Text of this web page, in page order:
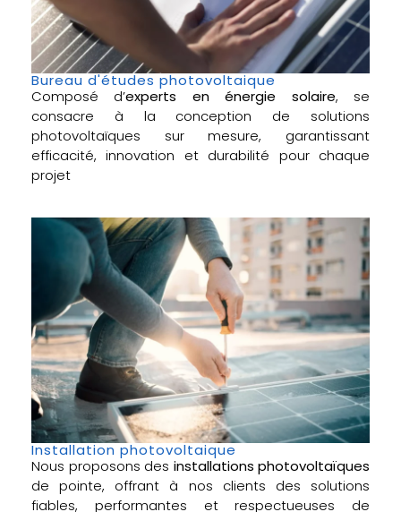
Bureau d'études photovoltaique
Composé d’experts en énergie solaire, se
consacre à la conception de solutions
photovoltaïques sur mesure, garantissant
efficacité, innovation et durabilité pour chaque
projet
Installation photovoltaique
Nous proposons des installations photovoltaïques
de pointe, offrant à nos clients des solutions
fiables, performantes et respectueuses de